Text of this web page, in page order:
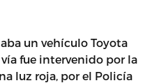
un vehículo Toyota
fue intervenido por la
luz roja, por el Policía